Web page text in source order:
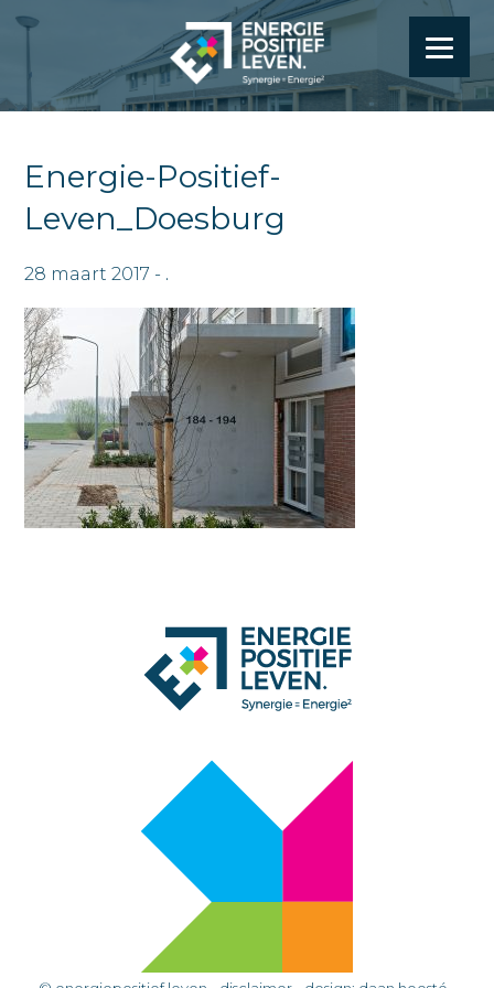
Energie-Positief-
Leven_Doesburg
28 maart 2017 - .